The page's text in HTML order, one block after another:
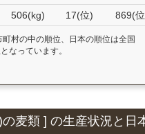
506(kg) 17(位) 869(
村の中の順位、日本の順位は全国
なっています。
麦類 ] の生産状況と日